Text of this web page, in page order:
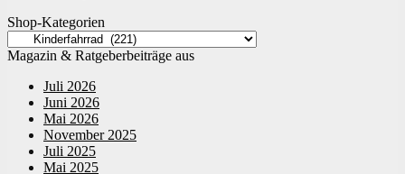
Shop-Kategorien
Magazin & Ratgeberbeiträge aus
Juli 2026
Juni 2026
Mai 2026
November 2025
Juli 2025
Mai 2025